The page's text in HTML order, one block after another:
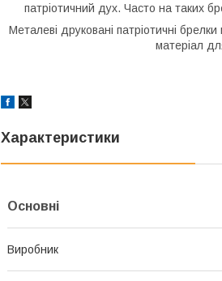
патріотичний дух. Часто на таких
Металеві друковані патріотичні
матеріал
Характеристики
Основні
Виробник